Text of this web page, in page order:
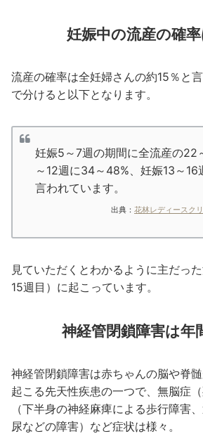
妊娠中の流産の確
流産の確率は全妊婦さんの約15％と
で分けると以下となります。
妊娠5～7週の期間に全流産の22
～12週に34～48%、妊娠13～16
言われています。
出典： 花林レディースク
見ていただくとわかるように主だっ
15週目）に起こっています。
神経管閉鎖障害は年
神経管閉鎖障害は赤ちゃんの脳や脊
起こる先天性疾患の一つで、無脳症
（下半身の神経麻痺による歩行障害
尿などの障害）など症状は様々。